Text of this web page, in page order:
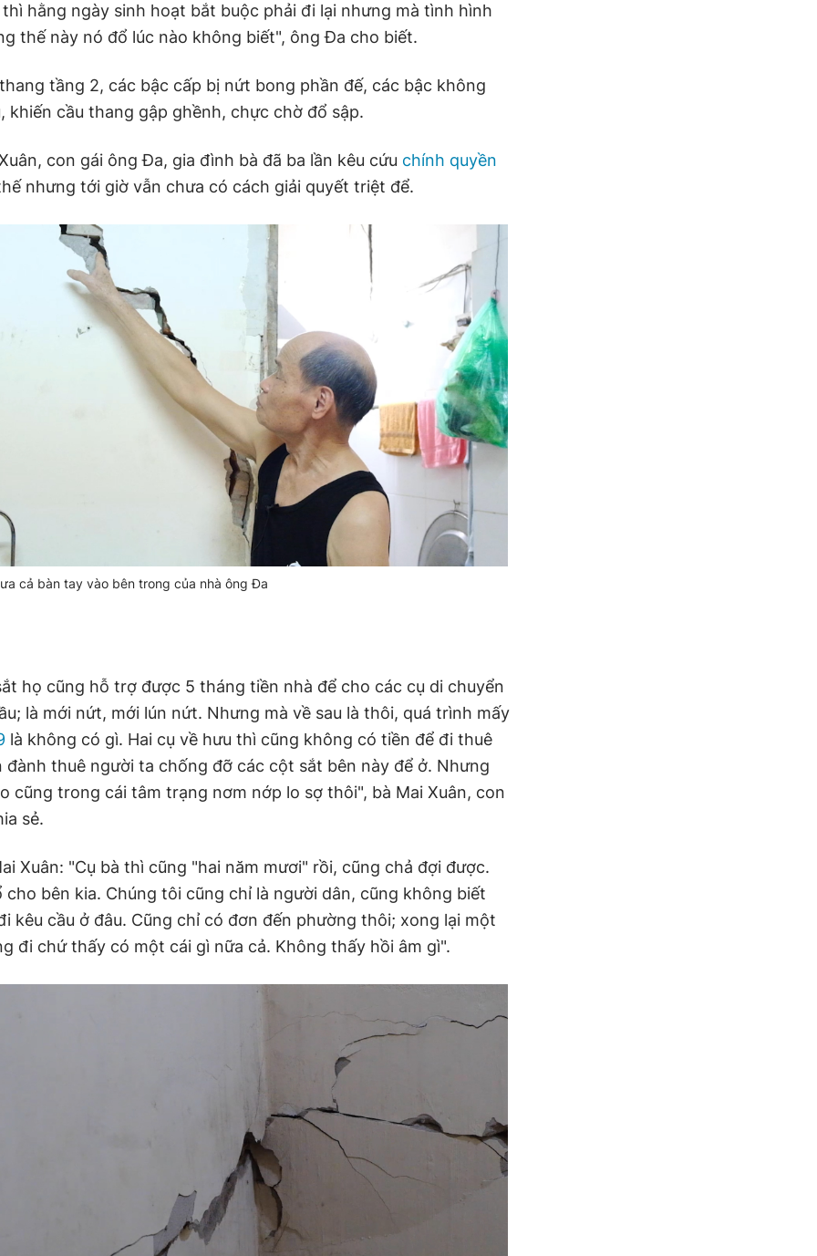
hằng ngày sinh hoạt bắt buộc phải đi lại nhưng mà tình hình
thế này nó đổ lúc nào không biết", ông Đa cho biết.
tầng 2, các bậc cấp bị nứt bong phần đế, các bậc không
khiến cầu thang gập ghềnh, chực chờ đổ sập.
con gái ông Đa, gia đình bà đã ba lần kêu cứu chính quyền
nhưng tới giờ vẫn chưa có cách giải quyết triệt để.
cả bàn tay vào bên trong của nhà ông Đa
họ cũng hỗ trợ được 5 tháng tiền nhà để cho các cụ di chuyển
là mới nứt, mới lún nứt. Nhưng mà về sau là thôi, quá trình mấy
là không có gì. Hai cụ về hưu thì cũng không có tiền để đi thuê
đành thuê người ta chống đỡ các cột sắt bên này để ở. Nhưng
cũng trong cái tâm trạng nơm nớp lo sợ thôi", bà Mai Xuân, con
sẻ.
Xuân: "Cụ bà thì cũng "hai năm mươi" rồi, cũng chả đợi được.
cho bên kia. Chúng tôi cũng chỉ là người dân, cũng không biết
kêu cầu ở đâu. Cũng chỉ có đơn đến phường thôi; xong lại một
đi chứ thấy có một cái gì nữa cả. Không thấy hồi âm gì".